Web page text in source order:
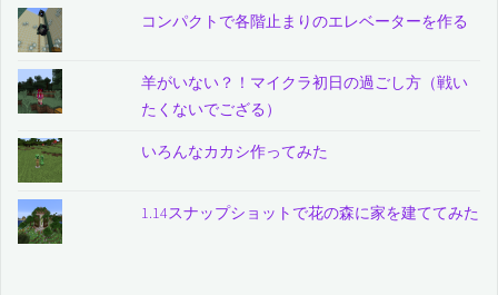
コンパクトで各階止まりのエレベーターを作る
羊がいない？！マイクラ初日の過ごし方（戦い
たくないでござる）
いろんなカカシ作ってみた
1.14スナップショットで花の森に家を建ててみた